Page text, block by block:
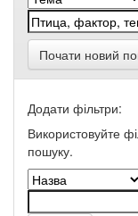
Почати новий
Додати фільтри:
Використовуйте
пошуку.